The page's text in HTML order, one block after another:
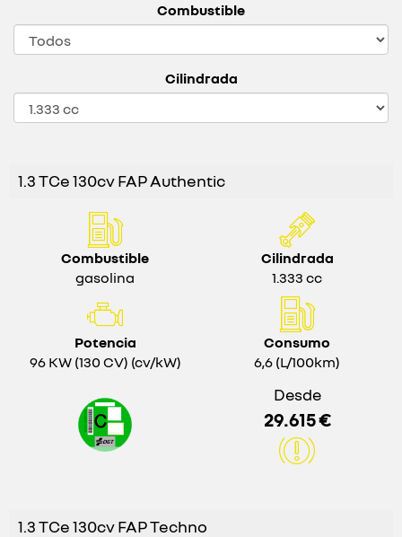
Combustible
Cilindrada
1.3 TCe 130cv FAP Authentic
Combustible
gasolina
Cilindrada
1.333 cc
Potencia
96 KW (130 CV) (cv/kW)
Consumo
6,6 (L/100km)
Desde
29.615 €
1.3 TCe 130cv FAP Techno